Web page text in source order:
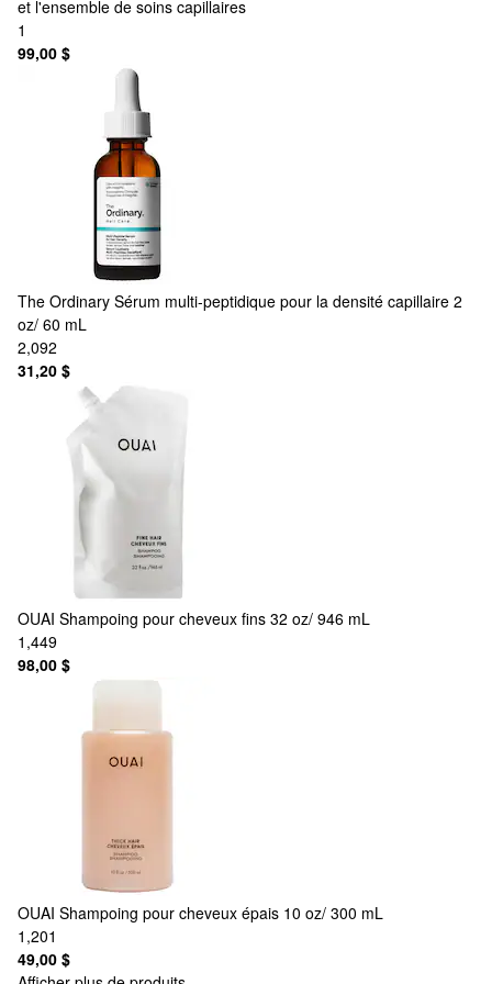
et l'ensemble de soins capillaires
1
99,00 $
The Ordinary Sérum multi-peptidique pour la densité capillaire 2
oz/ 60 mL
2,092
31,20 $
OUAI Shampoing pour cheveux fins 32 oz/ 946 mL
1,449
98,00 $
OUAI Shampoing pour cheveux épais 10 oz/ 300 mL
1,201
49,00 $